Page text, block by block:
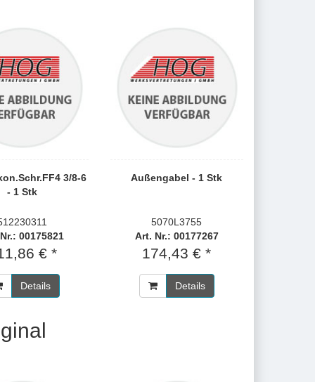
3/8-6
- 1 Stk
00175821
€ *
Details
Außengabel - 1 Stk
5070L3755
Art. Nr.: 00177267
174,43 € *
Details